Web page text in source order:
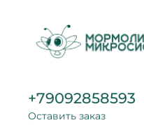
+79092858593
Оставить заказ